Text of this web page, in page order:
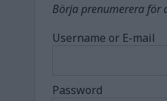
Börja prenumerera för
Username or E-mail
Password